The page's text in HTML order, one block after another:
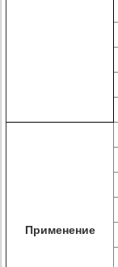
Применение